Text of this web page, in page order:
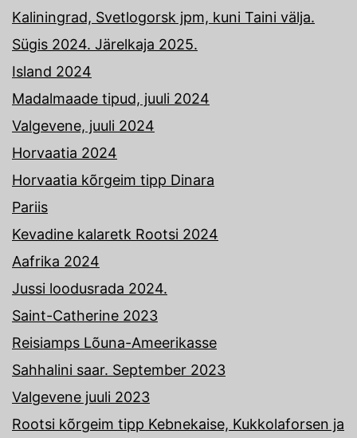
Kaliningrad, Svetlogorsk jpm, kuni Taini välja.
Sügis 2024. Järelkaja 2025.
Island 2024
Madalmaade tipud, juuli 2024
Valgevene, juuli 2024
Horvaatia 2024
Horvaatia kõrgeim tipp Dinara
Pariis
Kevadine kalaretk Rootsi 2024
Aafrika 2024
Jussi loodusrada 2024.
Saint-Catherine 2023
Reisiamps Lõuna-Ameerikasse
Sahhalini saar. September 2023
Valgevene juuli 2023
Rootsi kõrgeim tipp Kebnekaise, Kukkolaforsen ja